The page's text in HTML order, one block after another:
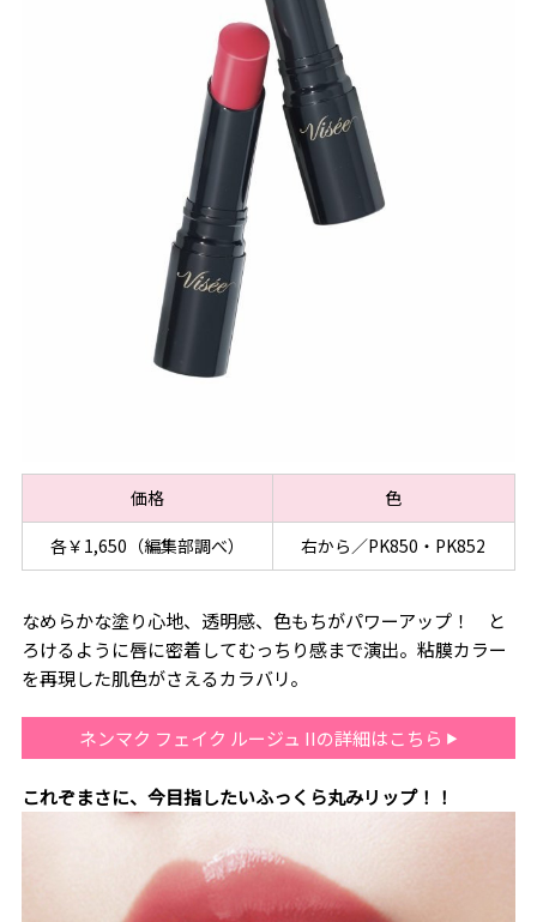
価格
色
各￥1,650（編集部調べ）
右から／PK850・PK852
なめらかな塗り心地、透明感、色もちがパワーアップ！ と
ろけるように唇に密着してむっちり感まで演出。粘膜カラー
を再現した肌色がさえるカラバリ。
ネンマク フェイク ルージュ IIの詳細はこちら
これぞまさに、今目指したいふっくら丸みリップ！！